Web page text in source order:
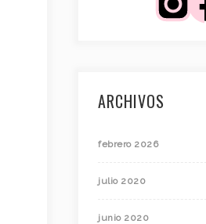
ARCHIVOS
febrero 2026
julio 2020
junio 2020